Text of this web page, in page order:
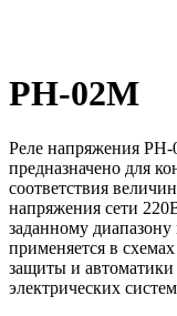
РН-02М
Реле напряжения
предназначено для
соответствия
напряжения сети
заданному диапазону
применяется в
защиты и автоматики
электрических